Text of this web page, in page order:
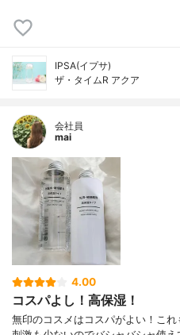
IPSA(イプサ)
ザ・タイムR アクア
会社員
mai
4.00
コスパよし！高保湿！
無印のコスメはコスパがよい！こ